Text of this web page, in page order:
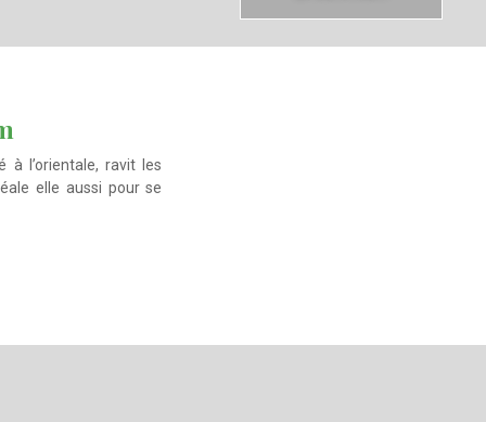
elle aussi pour se